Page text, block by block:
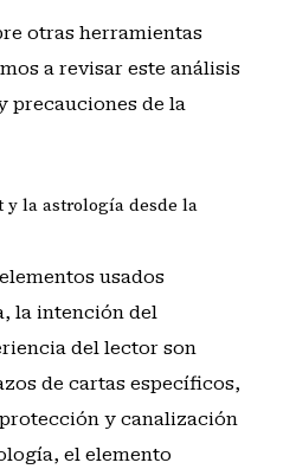
otras herramientas
a revisar este análisis
precauciones de la
y la astrología desde la
usados
la intención del
del lector son
de cartas específicos,
y canalización
el elemento